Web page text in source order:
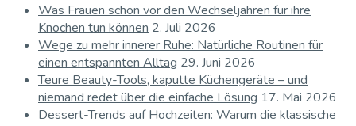
Was Frauen schon vor den Wechseljahren für ihre
Knochen tun können 2. Juli 2026
Wege zu mehr innerer Ruhe: Natürliche Routinen für
einen entspannten Alltag 29. Juni 2026
Teure Beauty-Tools, kaputte Küchengeräte – und
niemand redet über die einfache Lösung 17. Mai 2026
Dessert-Trends auf Hochzeiten: Warum die klassische